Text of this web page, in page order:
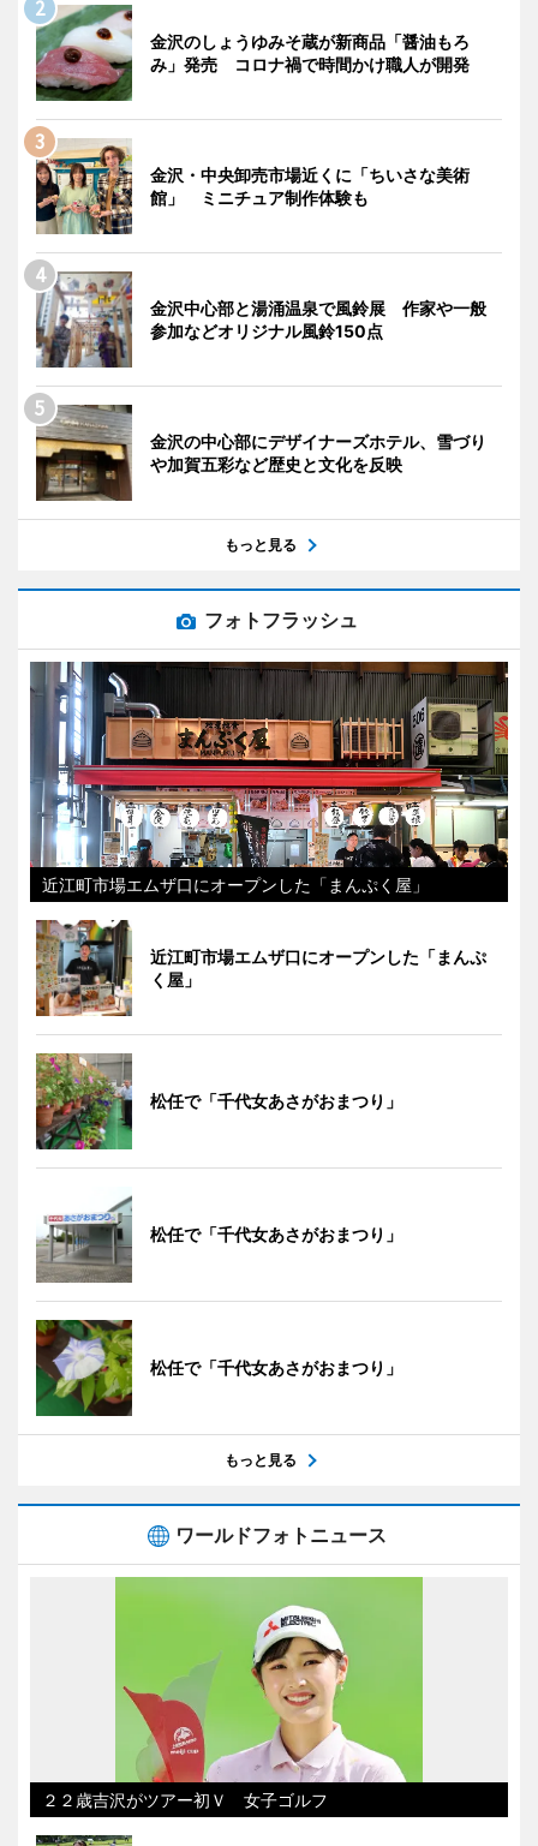
金沢のしょうゆみそ蔵が新商品「醤油もろ
み」発売 コロナ禍で時間かけ職人が開発
金沢・中央卸売市場近くに「ちいさな美術
館」 ミニチュア制作体験も
金沢中心部と湯涌温泉で風鈴展 作家や一般
参加などオリジナル風鈴150点
金沢の中心部にデザイナーズホテル、雪づり
や加賀五彩など歴史と文化を反映
もっと見る
フォトフラッシュ
近江町市場エムザ口にオープンした「まんぷく屋」
近江町市場エムザ口にオープンした「まんぷ
く屋」
松任で「千代女あさがおまつり」
松任で「千代女あさがおまつり」
松任で「千代女あさがおまつり」
もっと見る
ワールドフォトニュース
２２歳吉沢がツアー初Ｖ 女子ゴルフ